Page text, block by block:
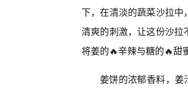
下，在清淡的蔬菜沙拉
清爽的刺激，让这份沙拉
将姜的🔥辛辣与糖的🔥甜
姜饼的浓郁香料，姜